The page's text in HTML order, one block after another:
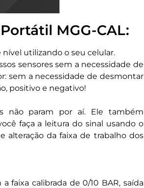
MGG-CAL:
nível utilizando o seu celular.
sensores sem a necessidade de
sem a necessidade de desmontar
positivo e negativo!
não param por aí. Ele também
faça a leitura do sinal usando o
alteração da faixa de trabalho dos
faixa calibrada de 0/10 BAR, saída